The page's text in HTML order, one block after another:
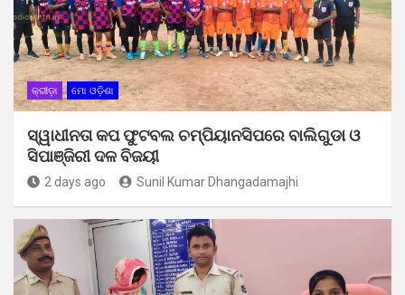
କ୍ରୀଡ଼ା ମୋ ଓଡ଼ିଶା
ସ୍ୱାଧୀନତା କପ ଫୁଟବଲ ଚମ୍ପିୟାନସିପରେ ବାଲିଗୁଡା ଓ
ସିପାଞ୍ଜିରୀ ଦଳ ବିଜୟୀ
2 days ago Sunil Kumar Dhangadamajhi